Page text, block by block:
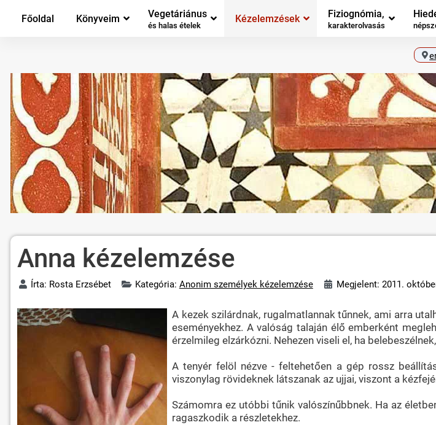
Főoldal Könyveim Vegetáriánus
és halas ételek
Kézelemzések Fiziognómia,
karakterolvasás
Anna kézelemzése
Írta: Rosta Erzsébet Kategória: Anonim személyek kézelemzése Megjelent: 2011.
A kezek szilárdnak, rugalmatlannak tűnnek, ami arra
eseményekhez. A valóság talaján élő emberként
érzelmileg elzárkózni. Nehezen viseli el, ha
A tenyér felöl nézve - feltehetően a gép rossz
viszonylag rövideknek látszanak az ujjai, viszont a
Számomra ez utóbbi tűnik valószínűbbnek. Ha az
ragaszkodik a részletekhez.